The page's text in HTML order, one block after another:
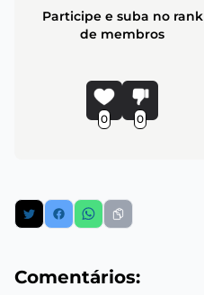
Participe e suba no rank
de membros
0 0
Comentários: